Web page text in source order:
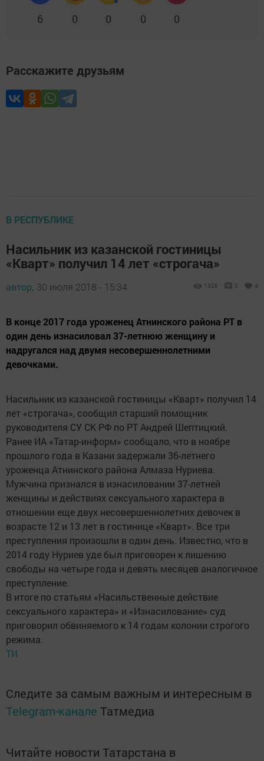
6 0 0 0 0
Расскажите друзьям
В РЕСПУБЛИКЕ
Насильник из казанской гостиницы
«Кварт» получил 14 лет «строгача»
автор, 30 июля 2018 - 15:34 1326 0 4
В конце 2017 года уроженец Атнинского района РТ в
один день изнасиловал 37-летнюю женщину и
надругался над двумя несовершеннолетними
девочками.
Насильник из казанской гостиницы «Кварт» получил 14
лет «строгача», сообщил старший помощник
руководителя СУ СК РФ по РТ Андрей Шептицкий.
Ранее ИА «Татар-информ» сообщало, что в ноябре
прошлого года в Казани задержали 36-летнего
уроженца Атнинского района Алмаза Нуриева.
Мужчина признался в изнасиловании 37-летней
женщины и действиях сексуального характера в
отношении еще двух несовершеннолетних девочек в
возрасте 12 и 13 лет в гостинице «Кварт». Все три
преступления произошли в один день. Известно, что в
2014 году Нуриев уде был приговорен к лишению
свободы на четыре года и девять месяцев аналогичное
преступление.
В итоге по статьям «Насильственные действие
сексуального характера» и «Изнасилование» суд
приговорил обвиняемого к 14 годам колонии строгого
режима.
ТИ
Следите за самым важным и интересным в
Telegram-канале Татмедиа
Читайте новости Татарстана в